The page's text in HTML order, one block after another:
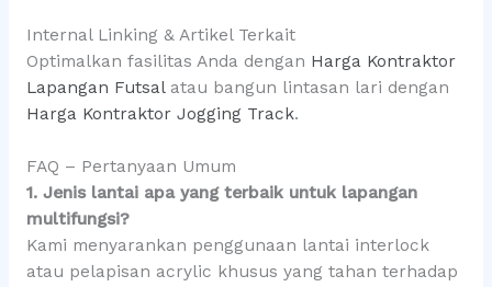
Internal Linking & Artikel Terkait
Optimalkan fasilitas Anda dengan Harga Kontraktor
Lapangan Futsalatau bangun lintasan lari dengan
Harga Kontraktor Jogging Track.
FAQ – Pertanyaan Umum
1. Jenis lantai apa yang terbaik untuk lapangan
multifungsi?
Kami menyarankan penggunaan lantai interlock
atau pelapisan acrylic khusus yang tahan terhadap